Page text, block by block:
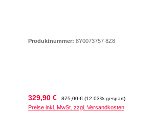
Produktnummer: 8Y0073757 8Z8
Verkaufspreis:
329,90 € Regulärer Preis:
375,00 € (12.03% gespart)
Preise inkl. MwSt. zzgl. Versandkosten